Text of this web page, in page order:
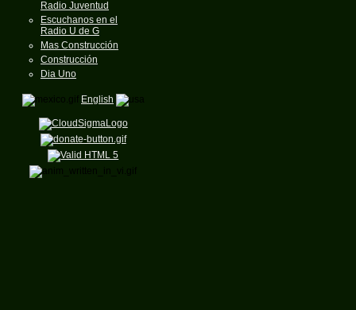
Radio Juventud
Escuchanos en el
Radio U de G
Mas Construcción
Construcción
Dia Uno
English